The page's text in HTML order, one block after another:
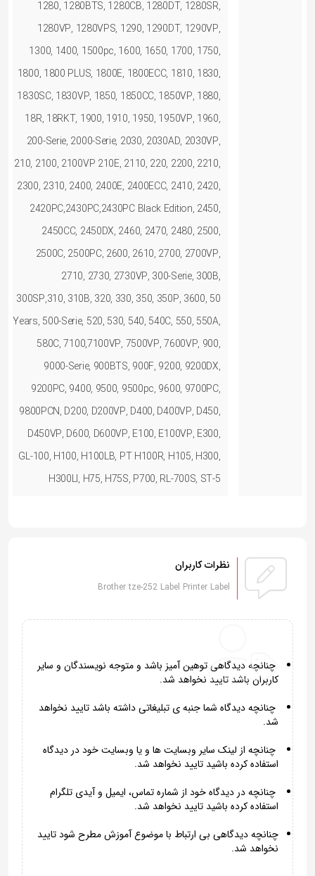
1280, 1280BTS, 1280CB, 1280DT, 1280SR,
1280VP, 1280VPS, 1290, 1290DT, 1290VP,
1300, 1400, 1500pc, 1600, 1650, 1700, 1750,
1800, 1800 PLUS, 1800E, 1800ECC, 1810, 1830,
1830SC, 1830VP, 1850, 1850CC, 1850VP, 1880,
18R, 18RKT, 1900, 1910, 1950, 1950VP, 1960,
200-Serie, 2000-Serie, 2030, 2030AD, 2030VP,
210, 2100, 2100VP 210E, 2110, 220, 2200, 2210,
2300, 2310, 2400, 2400E, 2400ECC, 2410, 2420,
2420PC,2430PC,2430PC Black Edition, 2450,
2450CC, 2450DX, 2460, 2470, 2480, 2500,
2500C, 2500PC, 2600, 2610, 2700, 2700VP,
2710, 2730, 2730VP, 300-Serie, 300B,
300SP,310, 310B, 320, 330, 350, 350P, 3600, 50
Years, 500-Serie, 520, 530, 540, 540C, 550, 550A,
580C, 7100,7100VP, 7500VP, 7600VP, 900,
9000-Serie, 900BTS, 900F, 9200, 9200DX,
9200PC, 9400, 9500, 9500pc, 9600, 9700PC,
9800PCN, D200, D200VP, D400, D400VP, D450,
D450VP, D600, D600VP, E100, E100VP, E300,
GL-100, H100, H100LB, PT H100R, H105, H300,
H300LI, H75, H75S, P700, RL-700S, ST-5
نظرات کاربران
Brother tze-252 Label Printer Label
چنانچه دیدگاهی توهین آمیز باشد و متوجه نویسندگان و سایر
کاربران باشد تایید نخواهد شد.
چنانچه دیدگاه شما جنبه ی تبلیغاتی داشته باشد تایید نخواهد
شد.
چنانچه از لینک سایر وبسایت ها و یا وبسایت خود در دیدگاه
استفاده کرده باشید تایید نخواهد شد.
چنانچه در دیدگاه خود از شماره تماس، ایمیل و آیدی تلگرام
استفاده کرده باشید تایید نخواهد شد.
چنانچه دیدگاهی بی ارتباط با موضوع آموزش مطرح شود تایید
نخواهد شد.